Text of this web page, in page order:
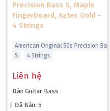
Precision Bass S, Maple
Fingerboard, Aztec Gold -
4 Strings
American Original 50s Precision Bass
S
4 Strings
Liên hệ
Đàn Guitar Bass
Đã Bán: 5